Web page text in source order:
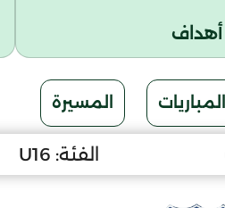
أهداف
المباريات المسيرة
الفئة: U16